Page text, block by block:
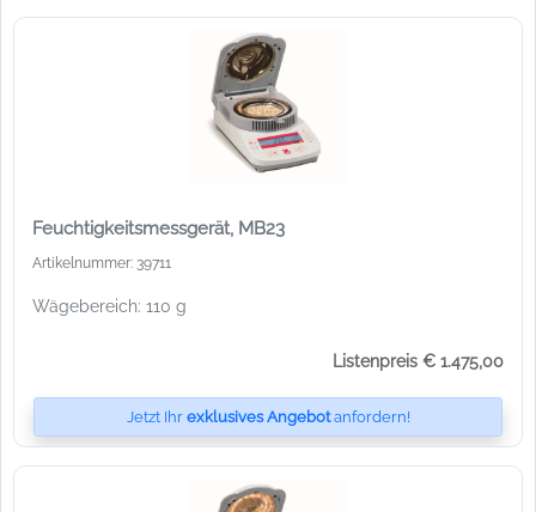
Feuchtigkeitsmessgerät, MB23
Artikelnummer: 39711
Wägebereich: 110 g
Listenpreis € 1.475,00
Jetzt Ihr exklusives Angebotanfordern!